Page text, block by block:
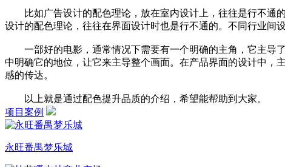
比如广告设计的配色理论，放在室内设计上，往往是行不通的
设计的配色理论，往往在界面设计时也是行不通的。不同行业间
一部好的电影，通常情况下需要有一个明确的主角，它主导了
中明确它的地位，让它来主导整个画面。在产品界面的设计中，
感的传达。
以上就是通过配色提升品质的介绍，希望能帮助到大家。
项目案例
永旺番禺梦乐城